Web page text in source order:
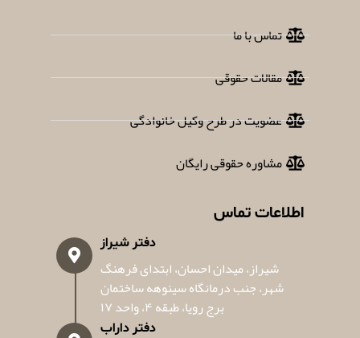
تماس با ما
مقالات حقوقی
عضویت در طرح وکیل خانوادگی
مشاوره حقوقی رایگان
اطلاعات تماس
دفتر شیراز
شیراز، میدان احسان، ابتدای فرهنگ
شهر، جنب درمانگاه سینوهه ساختمان
برج رویا، طبقه ۴، واحد ۱۷
دفتر داراب